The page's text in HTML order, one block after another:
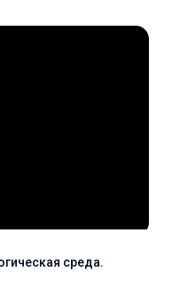
среда.